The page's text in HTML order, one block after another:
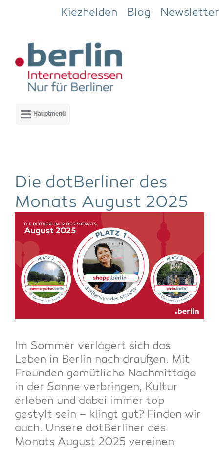
Zum Hauptinhalt springen
Kiezhelden Blog Newsletter
Die dot­Ber­li­ner des
Monats August 2025
Im Som­mer ver­la­gert sich das
Leben in Ber­lin nach drau­ßen. Mit
Freun­den gemüt­li­che Nach­mit­ta­ge
in der Son­ne ver­brin­gen, Kul­tur
erle­ben und dabei immer top
gestylt sein – klingt gut? Fin­den wir
auch. Unse­re dot­Ber­li­ner des
Monats August 2025 ver­ei­nen